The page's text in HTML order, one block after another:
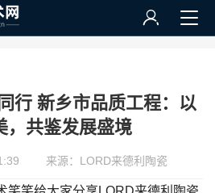
行 新乡市品质工程：以
，共鉴发展盛境
来源：LORD来德利陶瓷